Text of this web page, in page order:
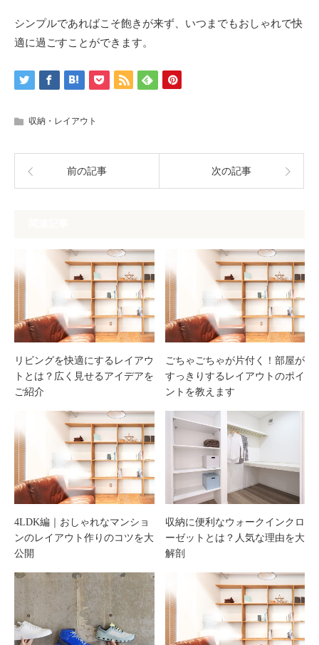
シンプルであればこそ飽きが来ず、いつまでもおしゃれで快
適に過ごすことができます。
収納・レイアウト
前の記事 次の記事
リビングを快適にするレイアウ
トとは？広く見せるアイデアを
ご紹介
ごちゃごちゃが片付く！部屋が
すっきりするレイアウトのポイ
ントを教えます
4LDK編｜おしゃれなマンショ
ンのレイアウト作りのコツを大
公開
収納に便利なウォークインクロ
ーゼットとは？人気な理由を大
解剖